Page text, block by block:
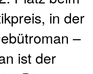
in der
–
ist der